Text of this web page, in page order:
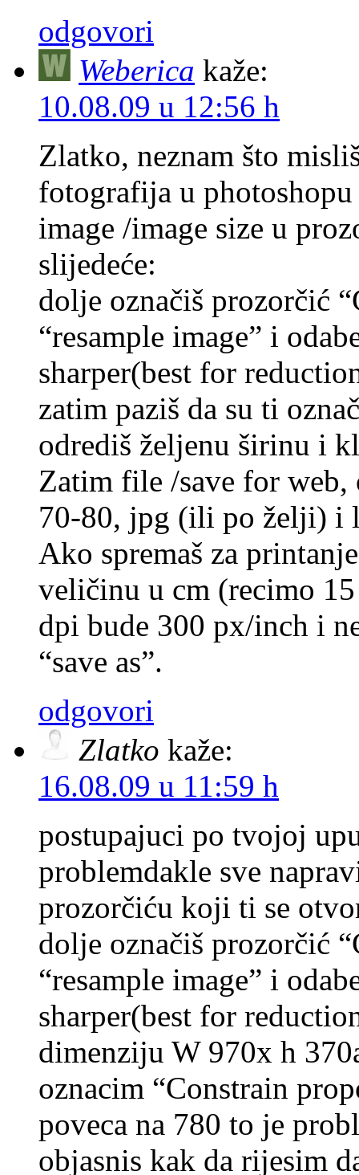
odgovori
Weberica kaže:
10.08.09 u 12:56 h
Zlatko, neznam što
fotografija u
image /image size u
slijedeće:
dolje označiš prozorčić
“resample image” i
sharper(best for
zatim paziš da su ti
odrediš željenu širinu i
Zatim file /save for
70-80, jpg (ili po želji) i
Ako spremaš za
veličinu u cm (recimo
dpi bude 300 px/inch i
“save as”.
odgovori
Zlatko kaže:
16.08.09 u 11:59 h
postupajuci po tvojoj
problemdakle sve
prozorčiću koji ti se
dolje označiš prozorčić
“resample image” i
sharper(best for
dimenziju W 970x h
oznacim “Constrain
poveca na 780 to je
objasnis kak da rijesim